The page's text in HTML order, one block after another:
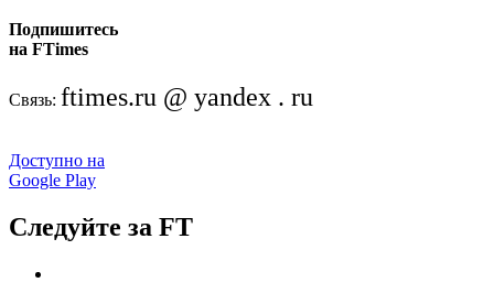
Подпишитесь
на FTimes
Связь: ftimes.ru @ yandex . ru
Доступно на
Google Play
Следуйте за FT